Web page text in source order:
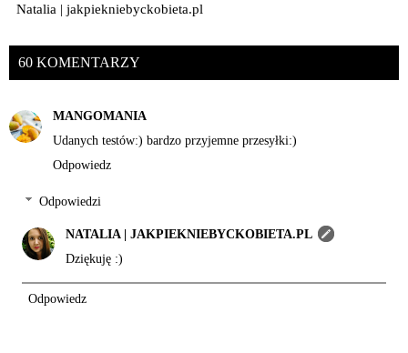
Natalia | jakpiekniebyckobieta.pl
60 KOMENTARZY
MANGOMANIA
Udanych testów:) bardzo przyjemne przesyłki:)
Odpowiedz
Odpowiedzi
NATALIA | JAKPIEKNIEBYCKOBIETA.PL
Dziękuję :)
Odpowiedz